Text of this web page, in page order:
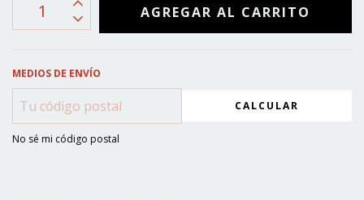
MEDIOS DE ENVÍO
CALCULAR
No sé mi código postal